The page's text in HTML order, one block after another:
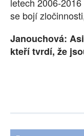
se bojí
Janouchová:
kteří tvrdí, že